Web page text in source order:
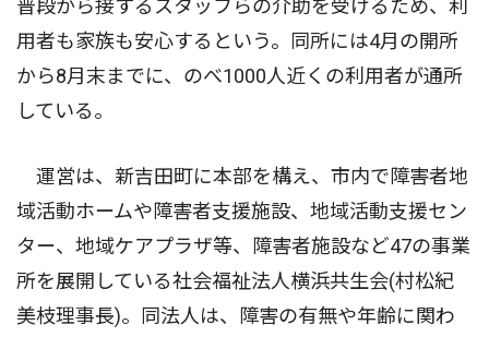
普段から接するスタッフらの介助を受けるため、利
用者も家族も安心するという。同所には4月の開所
から8月末までに、のべ1000人近くの利用者が通所
している。
運営は、新吉田町に本部を構え、市内で障害者地
域活動ホームや障害者支援施設、地域活動支援セン
ター、地域ケアプラザ等、障害者施設など47の事業
所を展開している社会福祉法人横浜共生会(村松紀
美枝理事長)。同法人は、障害の有無や年齢に関わ